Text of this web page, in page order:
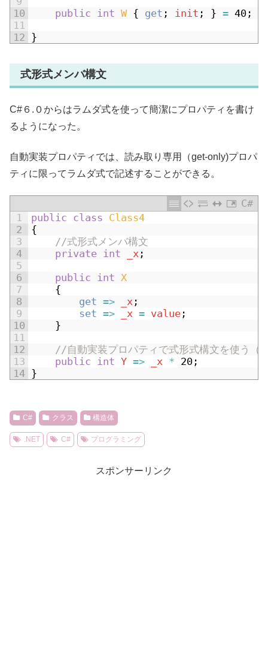
10
11
12
public int W { get ; init ; } = 40 ;
}
式形式メンバ構文
C#６.０からはラムダ式を使って簡潔にプロパティを書け
るようになった。
自動実装プロパティでは、読み取り専用（get-only)プロパ
ティに限ってラムダ式で記述することができる。
C#
1
2
3
4
5
6
7
8
9
10
11
12
13
14
public class Class4
{
//式形式メンバ構文
private int _x ;
public
int X
{
get => _x ;
set => _x = value ;
}
//自動実装プロパティで式形式構文を使う（
public
int Y => _x * 20 ;
}
C# クラス 構造体
.NET C# プログラミング
スポンサーリンク